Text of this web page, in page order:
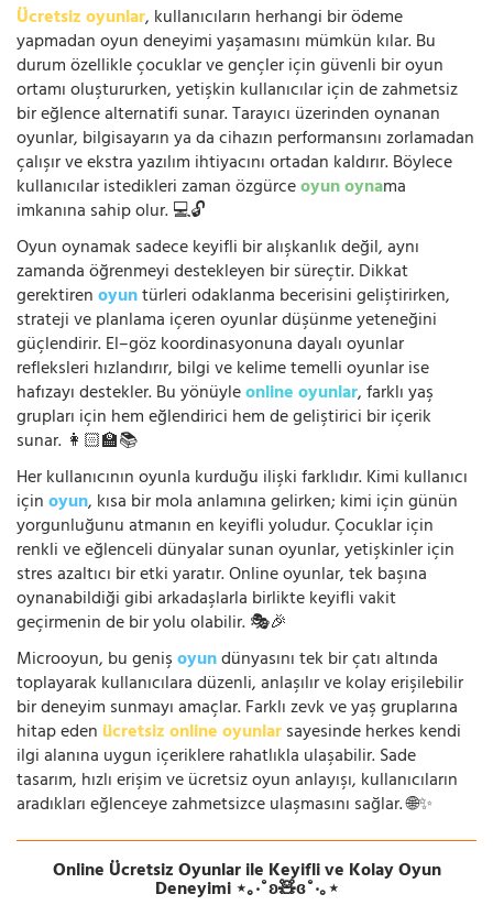
Ücretsiz oyunlar, kullanıcıların herhangi bir ödeme
yapmadan oyun deneyimi yaşamasını mümkün kılar. Bu
durum özellikle çocuklar ve gençler için güvenli bir oyun
ortamı oluştururken, yetişkin kullanıcılar için de zahmetsiz
bir eğlence alternatifi sunar. Tarayıcı üzerinden oynanan
oyunlar, bilgisayarın ya da cihazın performansını zorlamadan
çalışır ve ekstra yazılım ihtiyacını ortadan kaldırır. Böylece
kullanıcılar istedikleri zaman özgürceoyun oynama
imkanına sahip olur. 💻🔓
Oyun oynamak sadece keyifli bir alışkanlık değil, aynı
zamanda öğrenmeyi destekleyen bir süreçtir. Dikkat
gerektirenoyuntürleri odaklanma becerisini geliştirirken,
strateji ve planlama içeren oyunlar düşünme yeteneğini
güçlendirir. El–göz koordinasyonuna dayalı oyunlar
refleksleri hızlandırır, bilgi ve kelime temelli oyunlar ise
hafızayı destekler. Bu yönüyleonline oyunlar, farklı yaş
grupları için hem eğlendirici hem de geliştirici bir içerik
sunar. 👩🏻‍🏫📚
Her kullanıcının oyunla kurduğu ilişki farklıdır. Kimi kullanıcı
içinoyun, kısa bir mola anlamına gelirken; kimi için günün
yorgunluğunu atmanın en keyifli yoludur. Çocuklar için
renkli ve eğlenceli dünyalar sunan oyunlar, yetişkinler için
stres azaltıcı bir etki yaratır. Online oyunlar, tek başına
oynanabildiği gibi arkadaşlarla birlikte keyifli vakit
geçirmenin de bir yolu olabilir. 🎭🎉
Microoyun, bu genişoyundünyasını tek bir çatı altında
toplayarak kullanıcılara düzenli, anlaşılır ve kolay erişilebilir
bir deneyim sunmayı amaçlar. Farklı zevk ve yaş gruplarına
hitap eden ücretsiz online oyunlarsayesinde herkes kendi
ilgi alanına uygun içeriklere rahatlıkla ulaşabilir. Sade
tasarım, hızlı erişim ve ücretsiz oyun anlayışı, kullanıcıların
aradıkları eğlenceye zahmetsizce ulaşmasını sağlar. 🌐✨
Online Ücretsiz Oyunlar ile Keyifli ve Kolay Oyun
Deneyimi ⋆｡‧˚ʚ🧸ɞ˚‧｡⋆